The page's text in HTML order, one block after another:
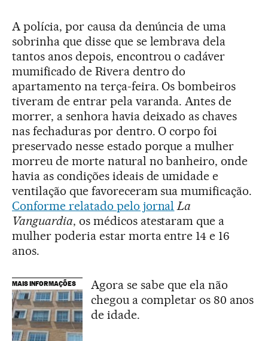
A polícia, por causa da denúncia de uma
sobrinha que disse que se lembrava dela
tantos anos depois, encontrou o cadáver
mumificado de Rivera dentro do
apartamento na terça-feira. Os bombeiros
tiveram de entrar pela varanda. Antes de
morrer, a senhora havia deixado as chaves
nas fechaduras por dentro. O corpo foi
preservado nesse estado porque a mulher
morreu de morte natural no banheiro, onde
havia as condições ideais de umidade e
ventilação que favoreceram sua mumificação.
Conforme relatado pelo jornal La
Vanguardia, os médicos atestaram que a
mulher poderia estar morta entre 14 e 16
anos.
MAIS INFORMAÇÕES
Agora se sabe que ela não
chegou a completar os 80 anos
de idade.